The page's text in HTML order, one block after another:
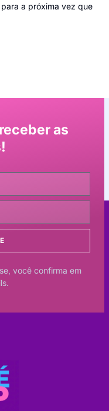
a próxima vez que
as
você confirma em